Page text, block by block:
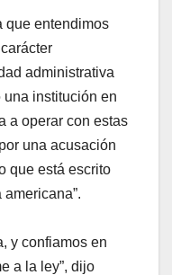
que entendimos
administrativa
institución en
a operar con estas
una acusación
que está escrito
y confiamos en
a la ley”, dijo